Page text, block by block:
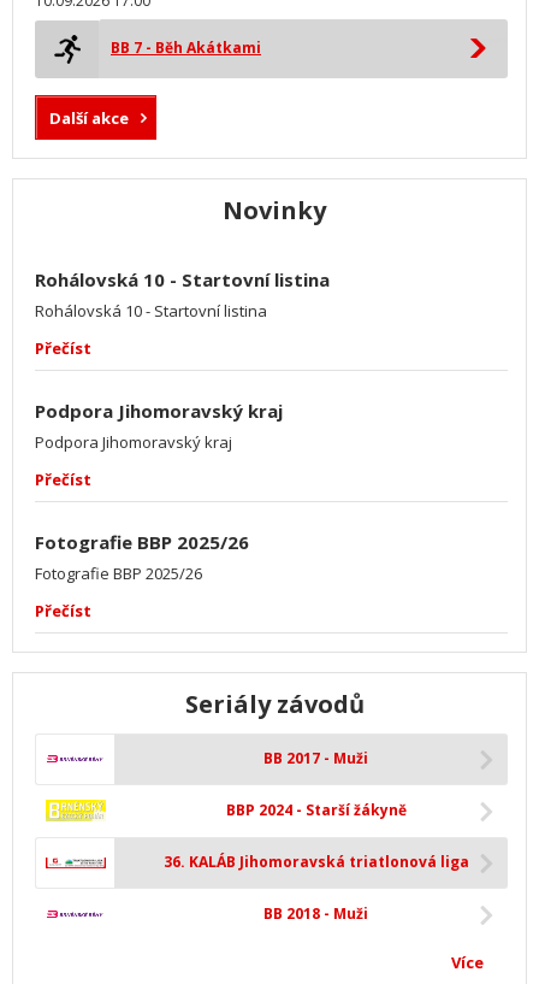
BB 7 - Běh Akátkami
Další akce
Novinky
Rohálovská 10 - Startovní listina
Rohálovská 10 - Startovní listina
Přečíst
Podpora Jihomoravský kraj
Podpora Jihomoravský kraj
Přečíst
Fotografie BBP 2025/26
Fotografie BBP 2025/26
Přečíst
Seriály závodů
BB 2017 - Muži
BBP 2024 - Starší žákyně
36. KALÁB Jihomoravská triatlonová liga
BB 2018 - Muži
Více